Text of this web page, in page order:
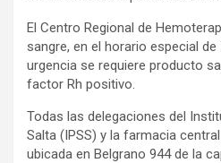
El Centro Regional de
sangre, en el horario especial
urgencia se requiere producto
factor Rh positivo.
Todas las delegaciones del
Salta (IPSS) y la farmacia
ubicada en Belgrano 944 de la